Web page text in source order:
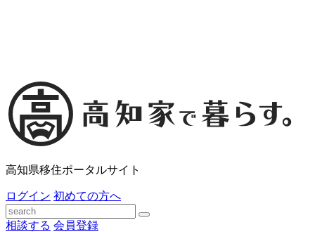
高知県移住ポータルサイト
ログイン 初めての方へ
相談する 会員登録